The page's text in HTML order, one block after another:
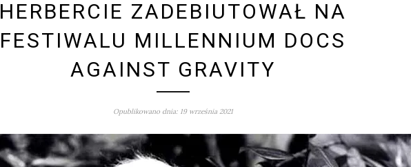
HERBERCIE ZADEBIUTOWAŁ NA
FESTIWALU MILLENNIUM DOCS
AGAINST GRAVITY
Opublikowano dnia: 19 września 2021